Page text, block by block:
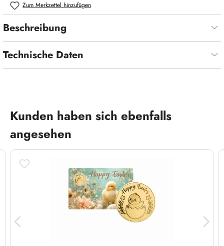
Zum Merkzettel hinzufügen
Beschreibung
Technische Daten
Produktgalerie überspringen
Kunden haben sich ebenfalls
angesehen